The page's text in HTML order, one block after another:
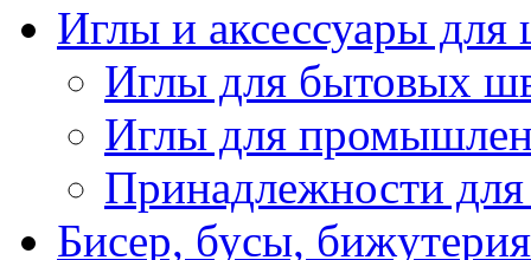
Иглы и аксессуары
Иглы для бытовых
Иглы для
Принадлежности
Бисер, бусы, бижутерия